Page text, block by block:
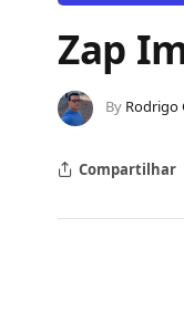
Zap
By Rodrigo
Compartilhar